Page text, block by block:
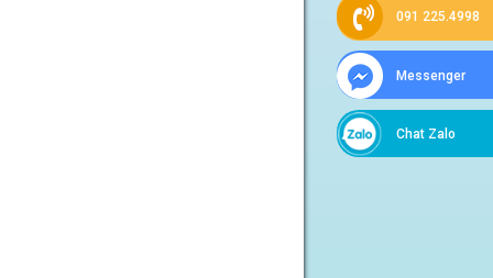
091 225.4998
Messenger
Chat Zalo